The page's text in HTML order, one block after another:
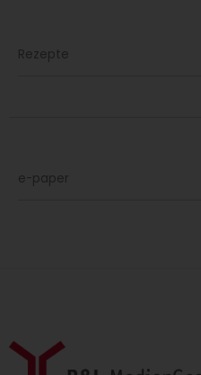
Rezepte
e-paper